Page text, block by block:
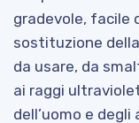
gradevole, facile
sostituzione
da usare, da
ai raggi
dell’uomo e